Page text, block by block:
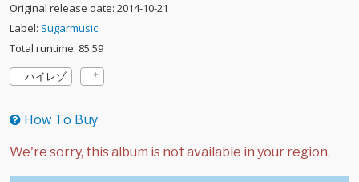
Original release date: 2014-10-21
Label: Sugarmusic
Total runtime: 85:59
ハイレゾ
How To Buy